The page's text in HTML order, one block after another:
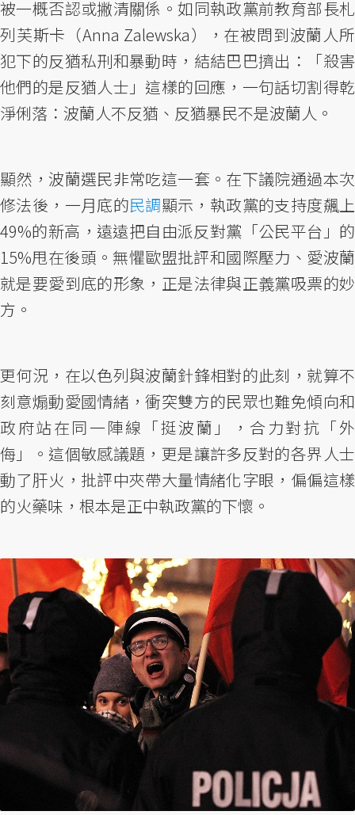
被一概否認或撇清關係。如同執政黨前教育部長札
列芙斯卡（Anna Zalewska），在被問到波蘭人所
犯下的反猶私刑和暴動時，結結巴巴擠出：「殺害
他們的是反猶人士」這樣的回應，一句話切割得乾
淨俐落：波蘭人不反猶、反猶暴民不是波蘭人。
顯然，波蘭選民非常吃這一套。在下議院通過本次
修法後，一月底的民調顯示，執政黨的支持度飆上
49%的新高，遠遠把自由派反對黨「公民平台」的
15%甩在後頭。無懼歐盟批評和國際壓力、愛波蘭
就是要愛到底的形象，正是法律與正義黨吸票的妙
方。
更何況，在以色列與波蘭針鋒相對的此刻，就算不
刻意煽動愛國情緒，衝突雙方的民眾也難免傾向和
政府站在同一陣線「挺波蘭」，合力對抗「外
侮」。這個敏感議題，更是讓許多反對的各界人士
動了肝火，批評中夾帶大量情緒化字眼，偏偏這樣
的火藥味，根本是正中執政黨的下懷。